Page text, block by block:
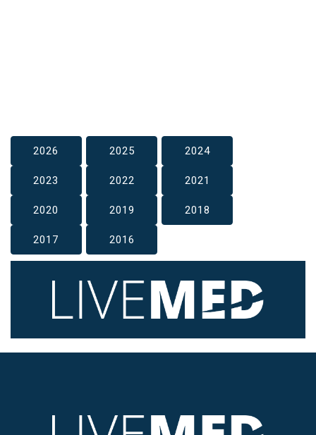
2026 2025 2024
2023 2022 2021
2020 2019 2018
2017 2016